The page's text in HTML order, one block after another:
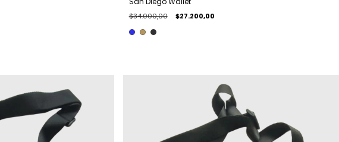
$34.000,00 $27.200,00